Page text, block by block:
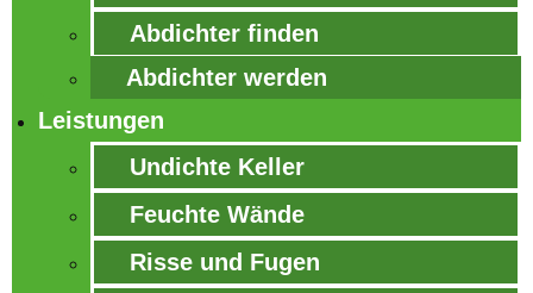
Abdichter finden
Abdichter werden
Leistungen
Undichte Keller
Feuchte Wände
Risse und Fugen